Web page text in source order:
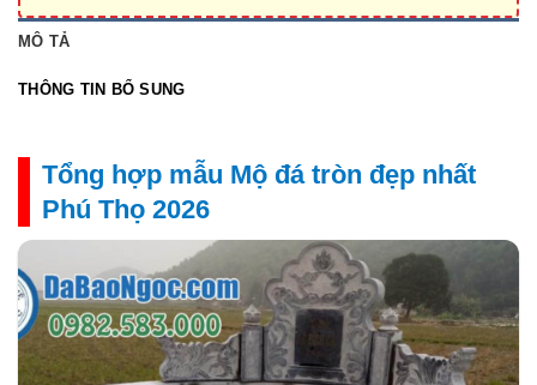
MÔ TẢ
THÔNG TIN BỔ SUNG
Tổng hợp mẫu Mộ đá tròn đẹp nhất
Phú Thọ 2026